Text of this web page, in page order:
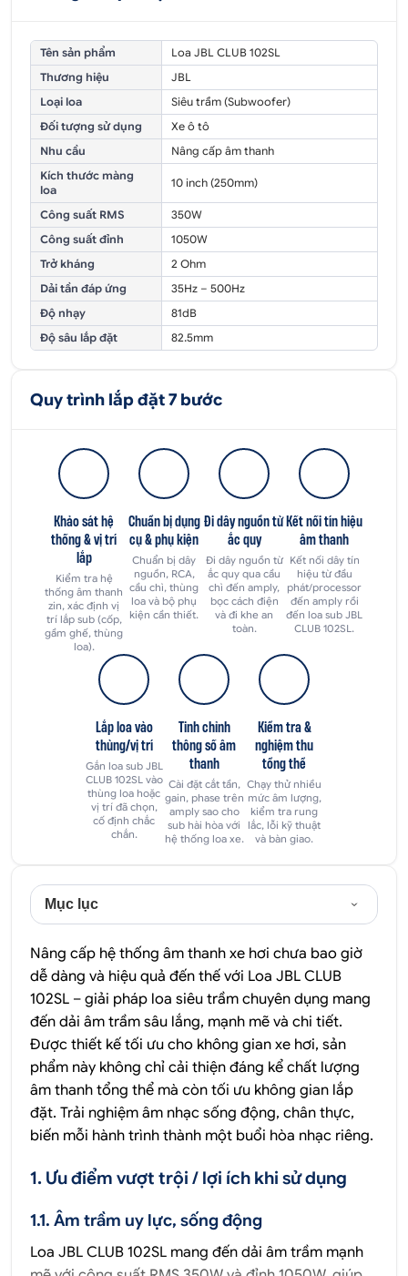
Tên sản phẩm
Loa JBL CLUB 102SL
Thương hiệu
JBL
Loại loa
Siêu trầm (Subwoofer)
Đối tượng sử dụng
Xe ô tô
Nhu cầu
Nâng cấp âm thanh
Kích thước màng
loa
10 inch (250mm)
Công suất RMS
350W
Công suất đỉnh
1050W
Trở kháng
2 Ohm
Dải tần đáp ứng
35Hz – 500Hz
Độ nhạy
81dB
Độ sâu lắp đặt
82.5mm
Quy trình lắp đặt 7 bước
Khảo sát hệ
thống & vị trí
lắp
Kiểm tra hệ
thống âm thanh
zin, xác định vị
trí lắp sub (cốp,
gầm ghế, thùng
loa).
Chuẩn bị dụng
cụ & phụ kiện
Chuẩn bị dây
nguồn, RCA,
cầu chì, thùng
loa và bộ phụ
kiện cần thiết.
Đi dây nguồn từ
ắc quy
Đi dây nguồn từ
ắc quy qua cầu
chì đến amply,
bọc cách điện
và đi khe an
toàn.
Kết nối tín hiệu
âm thanh
Kết nối dây tín
hiệu từ đầu
phát/processor
đến amply rồi
đến loa sub JBL
CLUB 102SL.
Lắp loa vào
thùng/vị trí
Gắn loa sub JBL
CLUB 102SL vào
thùng loa hoặc
vị trí đã chọn,
cố định chắc
chắn.
Tinh chỉnh
thông số âm
thanh
Cài đặt cắt tần,
gain, phase trên
amply sao cho
sub hài hòa với
hệ thống loa xe.
Kiểm tra &
nghiệm thu
tổng thể
Chạy thử nhiều
mức âm lượng,
kiểm tra rung
lắc, lỗi kỹ thuật
và bàn giao.
Mục lục
Nâng cấp hệ thống âm thanh xe hơi chưa bao giờ
dễ dàng và hiệu quả đến thế với Loa JBL CLUB
102SL – giải pháp loa siêu trầm chuyên dụng mang
đến dải âm trầm sâu lắng, mạnh mẽ và chi tiết.
Được thiết kế tối ưu cho không gian xe hơi, sản
phẩm này không chỉ cải thiện đáng kể chất lượng
âm thanh tổng thể mà còn tối ưu không gian lắp
đặt. Trải nghiệm âm nhạc sống động, chân thực,
biến mỗi hành trình thành một buổi hòa nhạc riêng.
1. Ưu điểm vượt trội / lợi ích khi sử dụng
1.1. Âm trầm uy lực, sống động
Loa JBL CLUB 102SL mang đến dải âm trầm mạnh